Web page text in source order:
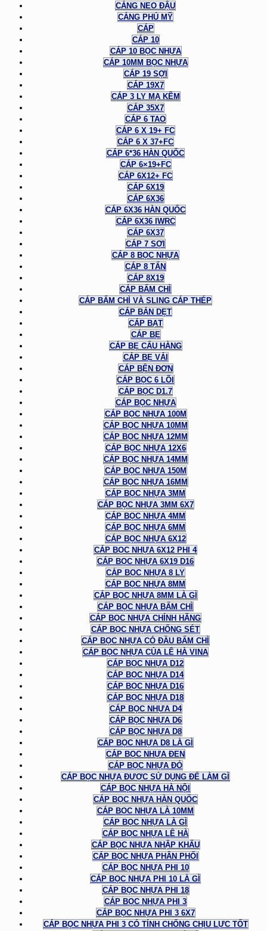
CẢNG NEO ĐẬU
CẢNG PHÚ MỸ
CÁP
CÁP 10
CÁP 10 BỌC NHỰA
CÁP 10MM BỌC NHỰA
CÁP 19 SỢI
CÁP 19X7
CÁP 3 LY MẠ KẼM
CÁP 35X7
CÁP 6 TAO
CÁP 6 X 19+ FC
CÁP 6 X 37+FC
CÁP 6*36 HÀN QUỐC
CÁP 6×19+FC
CÁP 6X12+ FC
CÁP 6X19
CÁP 6X36
CÁP 6X36 HÀN QUỐC
CÁP 6X36 IWRC
CÁP 6X37
CÁP 7 SỢI
CÁP 8 BỌC NHỰA
CÁP 8 TẤN
CÁP 8X19
CÁP BẤM CHÌ
CÁP BẤM CHÌ VÀ SLING CÁP THÉP
CÁP BẢN DẸT
CÁP BẠT
CÁP BẸ
CÁP BẸ CẨU HÀNG
CÁP BẸ VẢI
CÁP BỆN ĐƠN
CÁP BỌC 6 LÕI
CÁP BỌC D1.7
CÁP BỌC NHỰA
CÁP BỌC NHỰA 100M
CÁP BỌC NHỰA 10MM
CÁP BỌC NHỰA 12MM
CÁP BỌC NHỰA 12X6
CÁP BỌC NHỰA 14MM
CÁP BỌC NHỰA 150M
CÁP BỌC NHỰA 16MM
CÁP BỌC NHỰA 3MM
CÁP BỌC NHỰA 3MM 6X7
CÁP BỌC NHỰA 4MM
CÁP BỌC NHỰA 6MM
CÁP BỌC NHỰA 6X12
CÁP BỌC NHỰA 6X12 PHI 4
CÁP BỌC NHỰA 6X19 D16
CÁP BỌC NHỰA 8 LY
CÁP BỌC NHỰA 8MM
CÁP BỌC NHỰA 8MM LÀ GÌ
CÁP BỌC NHỰA BẤM CHÌ
CÁP BỌC NHỰA CHÍNH HÃNG
CÁP BỌC NHỰA CHỐNG SÉT
CÁP BỌC NHỰA CÓ ĐẦU BẤM CHÌ
CÁP BỌC NHỰA CỦA LÊ HÀ VINA
CÁP BỌC NHỰA D12
CÁP BỌC NHỰA D14
CÁP BỌC NHỰA D16
CÁP BỌC NHỰA D18
CÁP BỌC NHỰA D4
CÁP BỌC NHỰA D6
CÁP BỌC NHỰA D8
CÁP BỌC NHỰA D8 LÀ GÌ
CÁP BỌC NHỰA ĐEN
CÁP BỌC NHỰA ĐỎ
CÁP BỌC NHỰA ĐƯỢC SỬ DỤNG ĐỂ LÀM GÌ
CÁP BỌC NHỰA HÀ NỘI
CÁP BỌC NHỰA HÀN QUỐC
CÁP BỌC NHỰA LÀ 10MM
CÁP BỌC NHỰA LÀ GÌ
CÁP BỌC NHỰA LÊ HÀ
CÁP BỌC NHỰA NHẬP KHẨU
CÁP BỌC NHỰA PHÂN PHỐI
CÁP BỌC NHỰA PHI 10
CÁP BỌC NHỰA PHI 10 LÀ GÌ
CÁP BỌC NHỰA PHI 18
CÁP BỌC NHỰA PHI 3
CÁP BỌC NHỰA PHI 3 6X7
CÁP BỌC NHỰA PHI 3 CÓ TÍNH CHỐNG CHỊU LỰC TỐT